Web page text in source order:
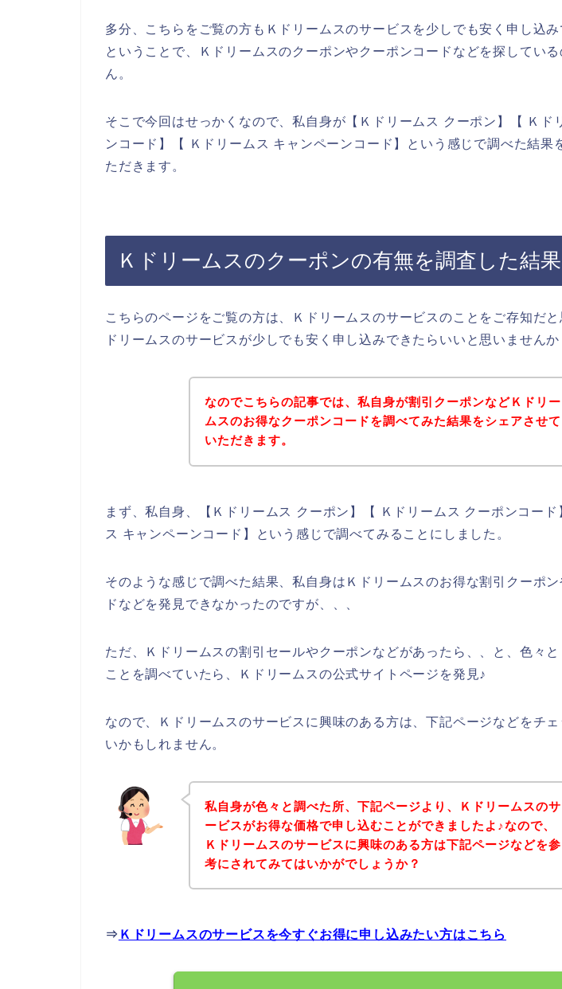
多分、こちらをご覧の方もＫドリームスのサービスを少しでも安く申し込み
ということで、Ｋドリームスのクーポンやクーポンコードなどを探してい
ん。
そこで今回はせっかくなので、私自身が【Ｋドリームス クーポン】【 Ｋド
ンコード】【 Ｋドリームス キャンペーンコード】という感じで調べた結果
ただきます。
Ｋドリームスのクーポンの有無を調査した結果
こちらのページをご覧の方は、Ｋドリームスのサービスのことをご存知だと
ドリームスのサービスが少しでも安く申し込みできたらいいと思いませんか
なのでこちらの記事では、私自身が割引クーポンなどＫドリー
ムスのお得なクーポンコードを調べてみた結果をシェアさせて
いただきます。
まず、私自身、【Ｋドリームス クーポン】【 Ｋドリームス クーポンコード
ス キャンペーンコード】という感じで調べてみることにしました。
そのような感じで調べた結果、私自身はＫドリームスのお得な割引クーポ
ドなどを発見できなかったのですが、、、
ただ、Ｋドリームスの割引セールやクーポンなどがあったら、、と、色々
ことを調べていたら、Ｋドリームスの公式サイトページを発見♪
なので、Ｋドリームスのサービスに興味のある方は、下記ページなどをチェ
いかもしれません。
私自身が色々と調べた所、下記ページより、Ｋドリームスのサ
ービスがお得な価格で申し込むことができましたよ♪なので、
Ｋドリームスのサービスに興味のある方は下記ページなどを参
考にされてみてはいかがでしょうか？
⇒ Ｋドリームスのサービスを今すぐお得に申し込みたい方はこちら